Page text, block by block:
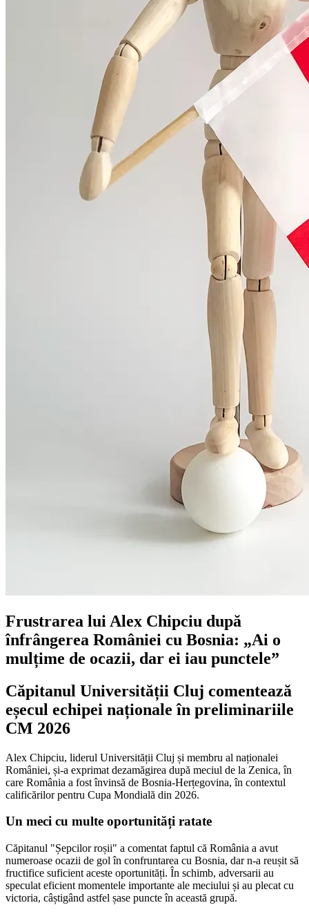
Frustrarea lui Alex Chipciu după
înfrângerea României cu Bosnia: „Ai o
mulțime de ocazii, dar ei iau punctele”
Căpitanul Universității Cluj comentează
eșecul echipei naționale în preliminariile
CM 2026
Alex Chipciu, liderul Universității Cluj și membru al naționalei
României, și-a exprimat dezamăgirea după meciul de la Zenica, în
care România a fost învinsă de Bosnia-Herțegovina, în contextul
calificărilor pentru Cupa Mondială din 2026.
Un meci cu multe oportunități ratate
Căpitanul "Șepcilor roșii" a comentat faptul că România a avut
numeroase ocazii de gol în confruntarea cu Bosnia, dar n-a reușit să
fructifice suficient aceste oportunități. În schimb, adversarii au
speculat eficient momentele importante ale meciului și au plecat cu
victoria, câștigând astfel șase puncte în această grupă.